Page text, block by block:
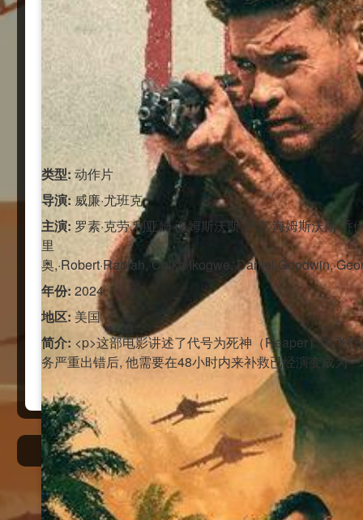
类型: 动作片
导演: 威廉·尤班克
主演: 罗素·克劳,利亚姆·海姆斯沃斯,卢克·海姆斯沃斯,乔
里
奥
年份: 2024
地区: 美国
简介: <p>这部电影讲述了代号为死神（Reaper）的飞
务严重出错后, 他需要在48小时内来补救已经演变成为
绿色小导航 蓝色导航 蓝导航